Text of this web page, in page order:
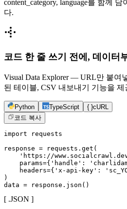
content_category, language를 함께
다.
코드 한 줄 쓰기 전에, 데이터
Visual Data Explorer — URL만 붙여
된 테이블, CSV 내보내기 기능을 제
Python TypeScript { }cURL
코드 복사
import requests
response = requests.get(
'https://
params={'handle':
headers={'x-api-key':
)
data = response.json()
[ .JSON ]